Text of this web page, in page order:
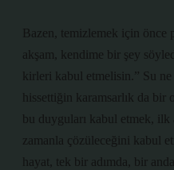
Bazen, temizlemek için önce
akşam, kendime bir şey
kirleri kabul etmelisin.” Su ne
hissettiğin karamsarlık da bir
bu duyguları kabul etmek, ilk
zamanla çözüleceğini kabul
hayat, tek bir adımda, bir